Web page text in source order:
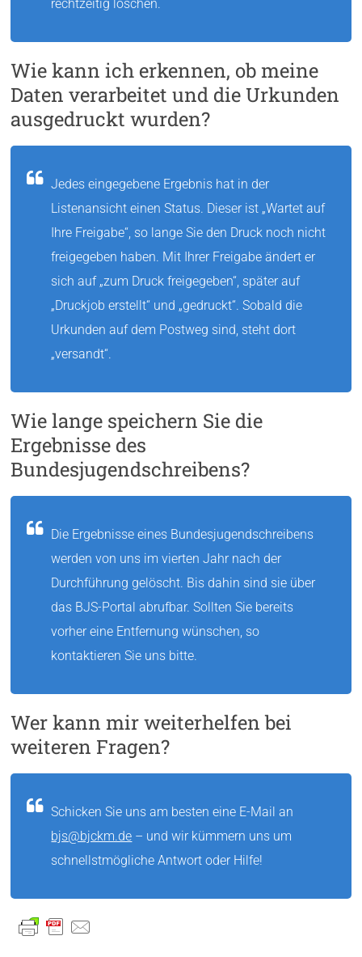
rechtzeitig löschen.
Wie kann ich erkennen, ob meine
Daten verarbeitet und die Urkunden
ausgedruckt wurden?
Jedes eingegebene Ergebnis hat in der
Listenansicht einen Status. Dieser ist „Wartet auf
Ihre Freigabe“, so lange Sie den Druck noch nicht
freigegeben haben. Mit Ihrer Freigabe ändert er
sich auf „zum Druck freigegeben“, später auf
„Druckjob erstellt“ und „gedruckt“. Sobald die
Urkunden auf dem Postweg sind, steht dort
„versandt“.
Wie lange speichern Sie die
Ergebnisse des
Bundesjugendschreibens?
Die Ergebnisse eines Bundesjugendschreibens
werden von uns im vierten Jahr nach der
Durchführung gelöscht. Bis dahin sind sie über
das BJS-Portal abrufbar. Sollten Sie bereits
vorher eine Entfernung wünschen, so
kontaktieren Sie uns bitte.
Wer kann mir weiterhelfen bei
weiteren Fragen?
Schicken Sie uns am besten eine E-Mail an
bjs@bjckm.de – und wir kümmern uns um
schnellstmögliche Antwort oder Hilfe!